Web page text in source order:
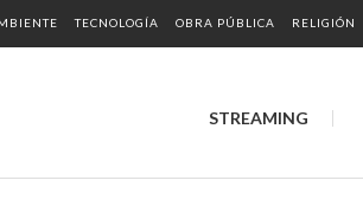
TECNOLOGÍA OBRA PÚBLICA RELIGIÓN
STREAMING